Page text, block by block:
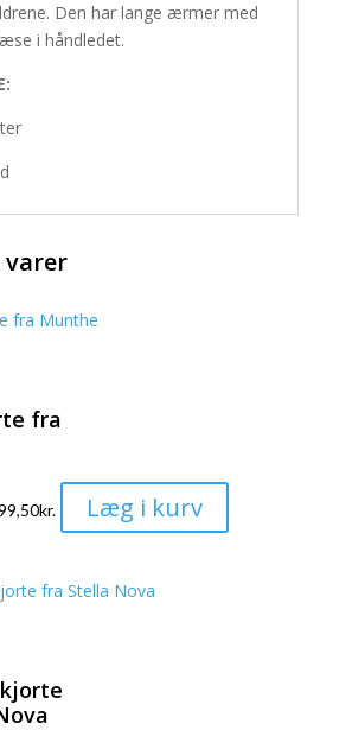
Den har lange ærmer med
i håndledet.
varer
fra
kr. Læg i kurv
vare